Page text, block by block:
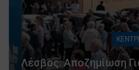
Λέσβος: Αποζημίωση